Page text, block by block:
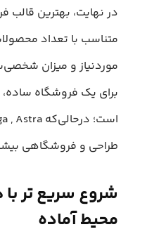
در نهایت، بهترین
متناسب با تعداد
موردنیاز و میزان
طراحی و فروشگاهی
شروع سریع تر
محیط آماده